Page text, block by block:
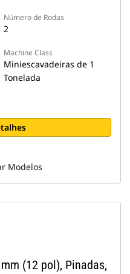
Número de Rodas
2
Machine Class
Miniescavadeiras de 1
Tonelada
Modelos
(12 pol), Pinadas,